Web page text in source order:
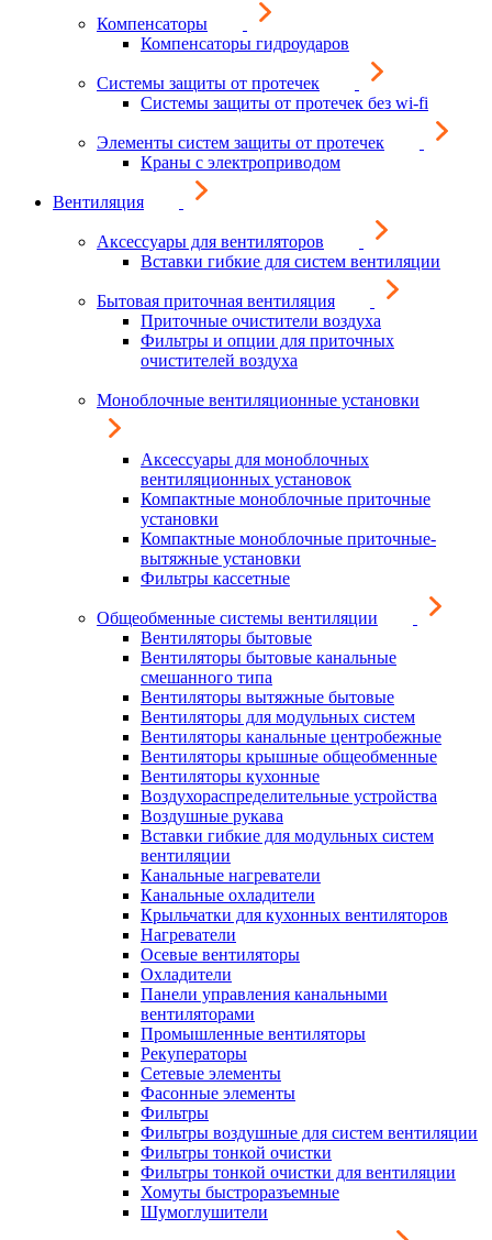
Компенсаторы
Компенсаторы гидроударов
Системы защиты от протечек
Системы защиты от протечек без wi-fi
Элементы систем защиты от протечек
Краны с электроприводом
Вентиляция
Аксессуары для вентиляторов
Вставки гибкие для систем вентиляции
Бытовая приточная вентиляция
Приточные очистители воздуха
Фильтры и опции для приточных
очистителей воздуха
Моноблочные вентиляционные установки
Аксессуары для моноблочных
вентиляционных установок
Компактные моноблочные приточные
установки
Компактные моноблочные приточные-
вытяжные установки
Фильтры кассетные
Общеобменные системы вентиляции
Вентиляторы бытовые
Вентиляторы бытовые канальные
смешанного типа
Вентиляторы вытяжные бытовые
Вентиляторы для модульных систем
Вентиляторы канальные центробежные
Вентиляторы крышные общеобменные
Вентиляторы кухонные
Воздухораспределительные устройства
Воздушные рукава
Вставки гибкие для модульных систем
вентиляции
Канальные нагреватели
Канальные охладители
Крыльчатки для кухонных вентиляторов
Нагреватели
Осевые вентиляторы
Охладители
Панели управления канальными
вентиляторами
Промышленные вентиляторы
Рекуператоры
Сетевые элементы
Фасонные элементы
Фильтры
Фильтры воздушные для систем вентиляции
Фильтры тонкой очистки
Фильтры тонкой очистки для вентиляции
Хомуты быстроразъемные
Шумоглушители